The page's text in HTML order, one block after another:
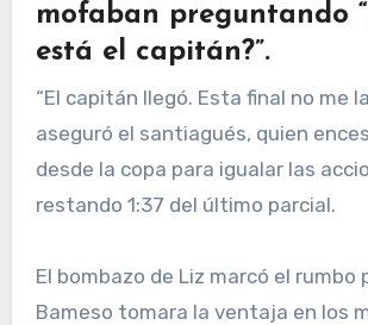
mofaban preguntando
está el capitán?”.
“El capitán llegó. Esta final no me
aseguró el santiagués, quien
desde la copa para igualar las
restando 1:37 del último parcial.
El bombazo de Liz marcó el rumbo
Bameso tomara la ventaja en los